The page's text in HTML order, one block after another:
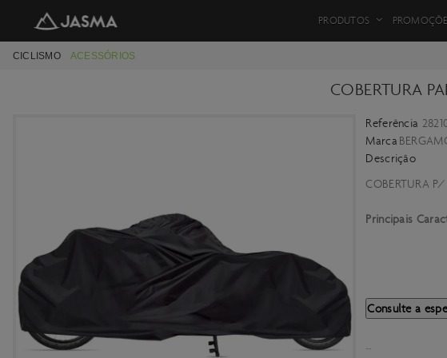
PRODUTOS
CICLISMO ACESSÓRIOS
COBERTURA
Referência
Marca
Descrição
COBERTURA
Principais
Consulte a